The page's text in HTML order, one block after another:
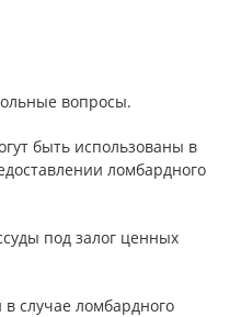
вопросы.
быть использованы в
ломбардного
под залог ценных
случае ломбардного